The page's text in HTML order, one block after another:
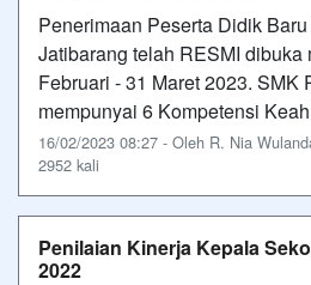
Penerimaan Peserta Didik
Jatibarang telah RESMI dibuka
Februari - 31 Maret 2023. SMK
mempunyai 6 Kompetensi
16/02/2023 08:27 - Oleh R. Nia
2952 kali
Penilaian Kinerja Kepala
2022